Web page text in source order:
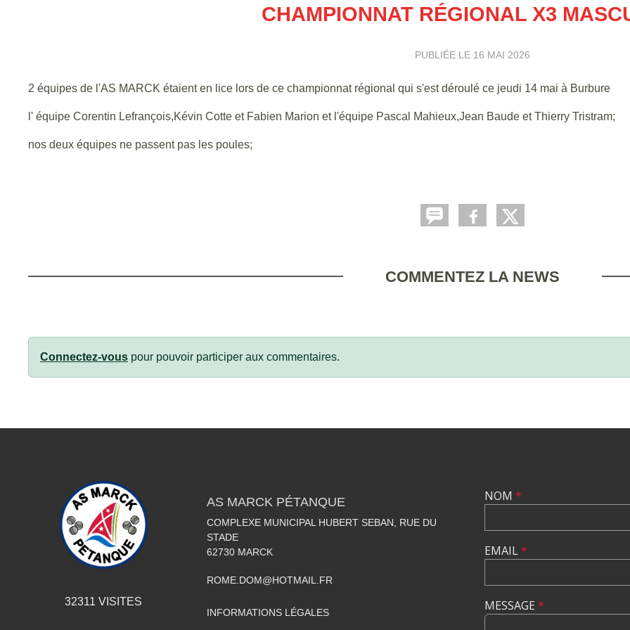
CHAMPIONNAT RÉGIONAL X3
PUBLIÉE LE 16 MAI 2026
2 équipes de l'AS MARCK étaient en lice lors de ce championnat régional qui s'est déroulé ce jeudi 14 mai à Burbure
l' équipe Corentin Lefrançois,Kévin Cotte et Fabien Marion et l'équipe Pascal Mahieux,Jean Baude et Thierry Tristram;
nos deux équipes ne passent pas les poules;
COMMENTEZ LA NEWS
Connectez-vous pour pouvoir participer aux commentaires.
32311 VISITES
AS MARCK PÉTANQUE
COMPLEXE MUNICIPAL HUBERT SEBAN, RUE DU
STADE
62730 MARCK
ROME.DOM@HOTMAIL.FR
INFORMATIONS LÉGALES
NOM *
EMAIL*
MESSAGE *